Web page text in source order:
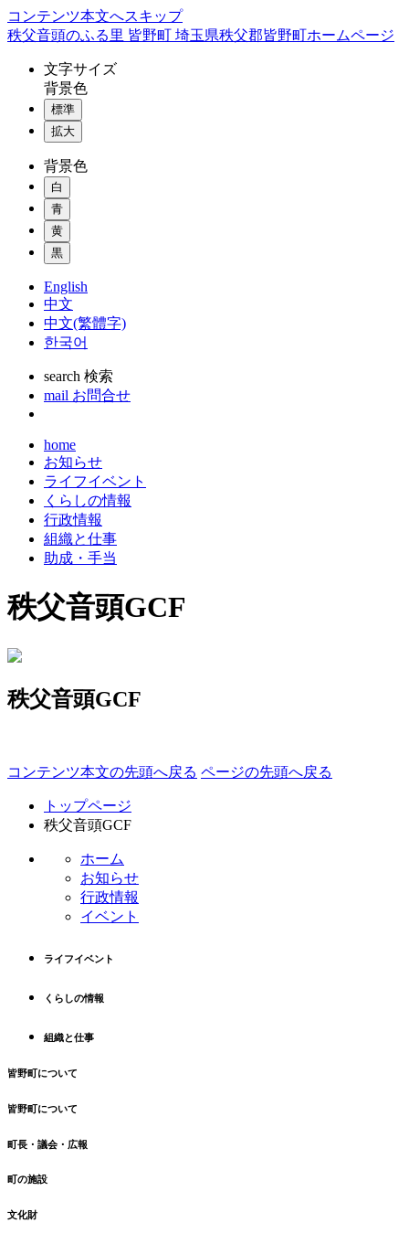
コンテンツ本文へスキップ
秩父音頭のふる里 皆野町 埼玉県秩父郡皆野町ホームページ
文字サイズ
背景色
標準
拡大
背景色
白
青
黄
黒
English
中文
中文(繁體字)
한국어
search 検索
mail お問合せ
home
お知らせ
ライフイベント
くらしの情報
行政情報
組織と仕事
助成・手当
秩父音頭GCF
秩父音頭GCF
コンテンツ本文の先頭へ戻る ページの先頭へ戻る
トップページ
秩父音頭GCF
ホーム
お知らせ
行政情報
イベント
ライフイベント
くらしの情報
組織と仕事
皆野町について
皆野町について
町長・議会・広報
町の施設
文化財